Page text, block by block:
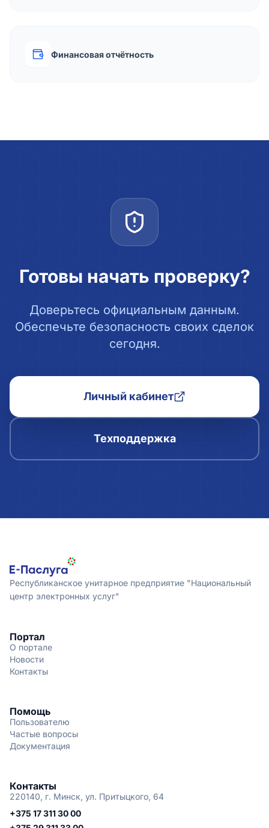
Финансовая отчётность
Готовы начать проверку?
Доверьтесь официальным данным.
Обеспечьте безопасность своих сделок
сегодня.
Личный кабинет
Техподдержка
Республиканское унитарное предприятие "Национальный
центр электронных услуг"
Портал
О портале
Новости
Контакты
Помощь
Пользователю
Частые вопросы
Документация
Контакты
220140, г. Минск, ул. Притыцкого, 64
+375 17 311 30 00